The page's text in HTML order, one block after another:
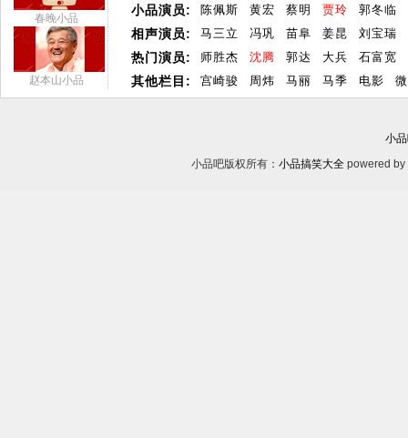
春晚小品
赵本山小品
小品演员:
相声演员:
热门演员:
其他栏目:
陈佩斯 黄宏 蔡明 贾玲
郭冬临
马三立
冯巩 苗阜 姜昆
刘宝瑞
师胜杰
沈腾 郭达 大兵
石富宽
宫崎骏
周炜 马丽 马季 电影
小
小品吧版权所有： 小品搞笑大全 powered by